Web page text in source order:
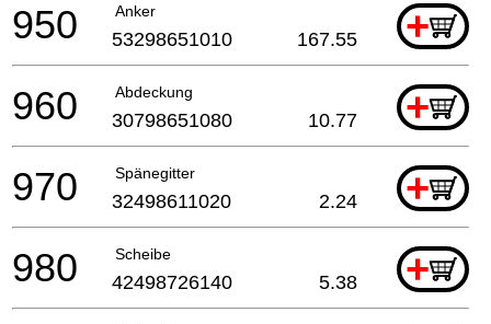
Anker +
950 53298651010 167.55
Abdeckung +
960 30798651080 10.77
Spänegitter +
970 32498611020 2.24
Scheibe +
980 42498726140 5.38